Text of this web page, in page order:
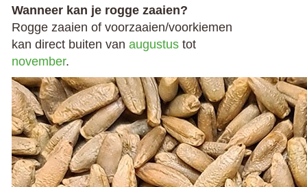
Wanneer kan je rogge zaaien?
Rogge zaaien of voorzaaien/voorkiemen
kan direct buiten van augustus tot
november.